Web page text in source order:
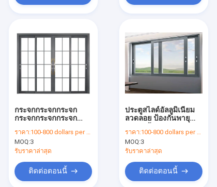
สินค้า
เกี่ยวกับเรา
ข่าว
กรณี
กระจกกระจกกระจก
กระจกกระจกกระจก
ราคา:100-800 dollars per set
MOQ:3
รับราคาล่าสุด
ติดต่อตอนนี้
ประตูสไลด์อัลลูมิเนียม
ลวดลอย ป้องกันพายุ
ราคา:100-800 dollars per set
MOQ:3
รับราคาล่าสุด
ติดต่อตอนนี้